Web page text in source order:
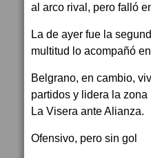
al arco rival, pero falló
La de ayer fue la
multitud lo acompañó
Belgrano, en cambio,
partidos y lidera la
La Visera ante Alianza.
Ofensivo, pero sin gol